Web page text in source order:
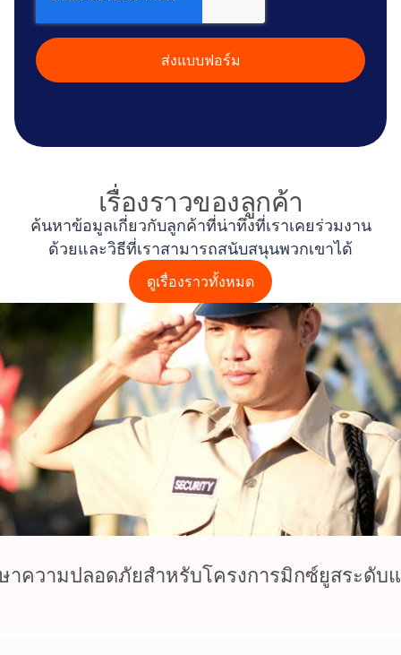
เรื่องราวของลูกค้า
ค้นหาข้อมูลเกี่ยวกับลูกค้าที่น่าทึ่งที่เราเคยร่วมงาน
ด้วยและวิธีที่เราสามารถสนับสนุนพวกเขาได้
ดูเรื่องราวทั้งหมด
าความปลอดภัยสำหรับโครงการมิกซ์ยูสระดับ